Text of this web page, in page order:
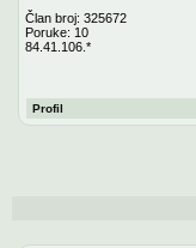
Član broj: 325672
Poruke: 10
84.41.106.*
Profil